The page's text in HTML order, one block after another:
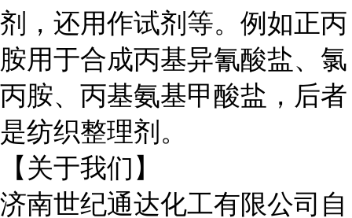
剂，还用作试剂等。例如正丙
胺用于合成丙基异氰酸盐、氯
丙胺、丙基氨基甲酸盐，后者
是纺织整理剂。
【关于我们】
济南世纪通达化工有限公司自